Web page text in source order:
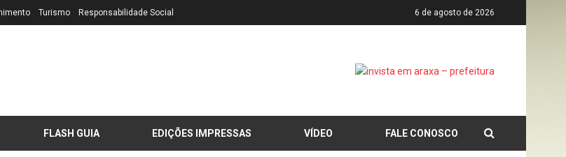
Turismo Responsabilidade Social 6 de agosto de 2026
FLASH GUIA EDIÇÕES IMPRESSAS VÍDEO FALE CONOSCO